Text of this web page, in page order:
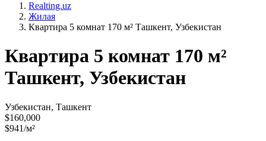
Realting.uz
Жилая
Квартира 5 комнат 170 м² Ташкент, Узбекистан
Квартира 5 комнат 170 м²
Ташкент, Узбекистан
Узбекистан, Ташкент
$160,000
$941/м²